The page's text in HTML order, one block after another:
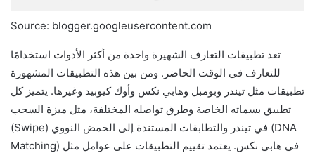
Source: blogger.googleusercontent.com
تعد تطبيقات التعارف الشهيرة واحدة من أكثر الأدوات استخدامًا
للتعارف في الوقت الحاضر. ومن بين هذه التطبيقات المشهورة
تطبيقات مثل تيندر وبومبل وهابي نكس وأوك كيوبيد وغيرها. يتميز كل
تطبيق بسماته الخاصة وطرق تواصله المختلفة، مثل ميزة السحب
(Swipe) في تيندر والتطابقات المستندة إلى الحمض النووي (DNA
Matching) في هابي نكس. يعتمد تقييم التطبيقات على عوامل مثل